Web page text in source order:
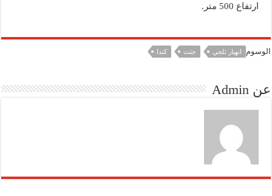
ارتفاع 500 متر.
الوسوم انهيار ثلجي جثث كندا
عن Admin